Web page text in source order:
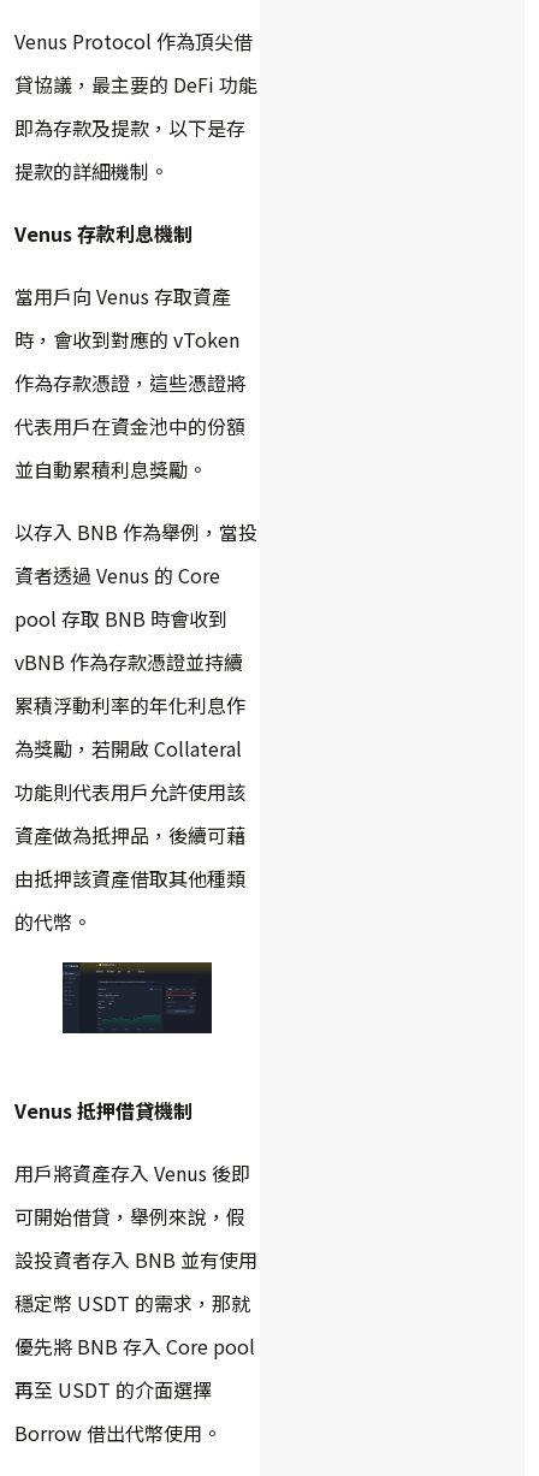
Venus Protocol 作為頂尖借
貸協議，最主要的 DeFi 功能
即為存款及提款，以下是存
提款的詳細機制。
Venus 存款利息機制
當用戶向 Venus 存取資產
時，會收到對應的 vToken
作為存款憑證，這些憑證將
代表用戶在資金池中的份額
並自動累積利息獎勵。
以存入 BNB 作為舉例，當投
資者透過 Venus 的 Core
pool 存取 BNB 時會收到
vBNB 作為存款憑證並持續
累積浮動利率的年化利息作
為獎勵，若開啟 Collateral
功能則代表用戶允許使用該
資產做為抵押品，後續可藉
由抵押該資產借取其他種類
的代幣。
Venus 抵押借貸機制
用戶將資產存入 Venus 後即
可開始借貸，舉例來說，假
設投資者存入 BNB 並有使用
穩定幣 USDT 的需求，那就
優先將 BNB 存入 Core pool
再至 USDT 的介面選擇
Borrow 借出代幣使用。